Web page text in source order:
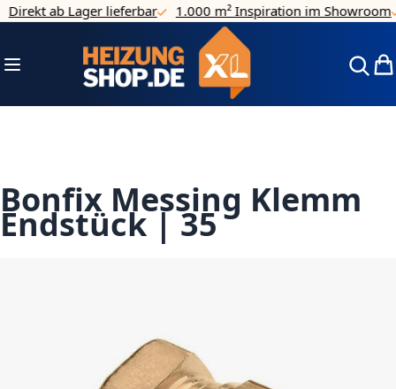
Direkt zum Inhalt
ab Lager lieferbar 1.000 m² Inspiration im Showroom
Navigation umschalten
Bonfix Messing Klemm
Endstück | 35